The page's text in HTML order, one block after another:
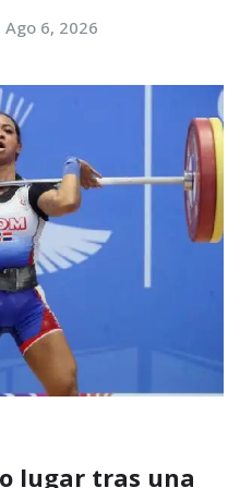
Ago 6, 2026
lugar tras una